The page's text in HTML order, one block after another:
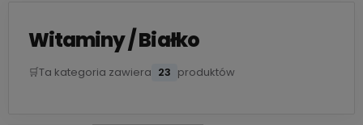
Wybierz coś dla siebie z naszej aktualnej oferty lub
Witaminy / Białko
🛒Ta kategoria zawiera 23 produktów